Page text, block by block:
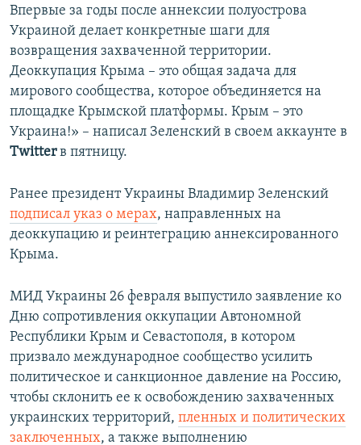
Впервые за годы после аннексии полуострова
Украиной делает конкретные шаги для
возвращения захваченной территории.
Деоккупация Крыма – это общая задача для
мирового сообщества, которое объединяется на
площадке Крымской платформы. Крым – это
Украина!» – написал Зеленский в своем аккаунте в
Twitterв пятницу.
Ранее президент Украины Владимир Зеленский
подписал указ о мерах, направленных на
деоккупацию и реинтеграцию аннексированного
Крыма.
МИД Украины 26 февраля выпустило заявление ко
Дню сопротивления оккупации Автономной
Республики Крым и Севастополя, в котором
призвало международное сообщество усилить
политическое и санкционное давление на Россию,
чтобы склонить ее к освобождению захваченных
украинских территорий, пленных и политических
заключенных, а также выполнению